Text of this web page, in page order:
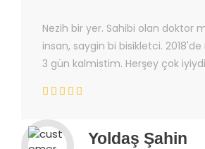
Nezih bir yer. Sahibi olan doktor
insan, saygin bi bisikletci.
3 gün kalmistim. Herşey çok
Yoldaş Şahin